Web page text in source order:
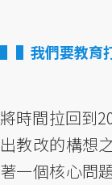
▌我們要教育
將時間拉回到
出教改的構想
著一個核心問